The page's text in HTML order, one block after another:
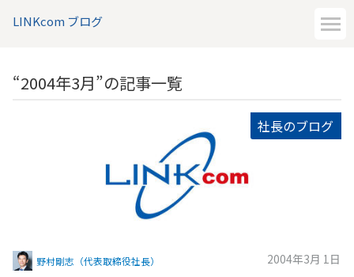
LINKcom ブログ
“2004年3月”の記事一覧
社長のブログ
野村剛志（代表取締役社長） 2004年3月 1日